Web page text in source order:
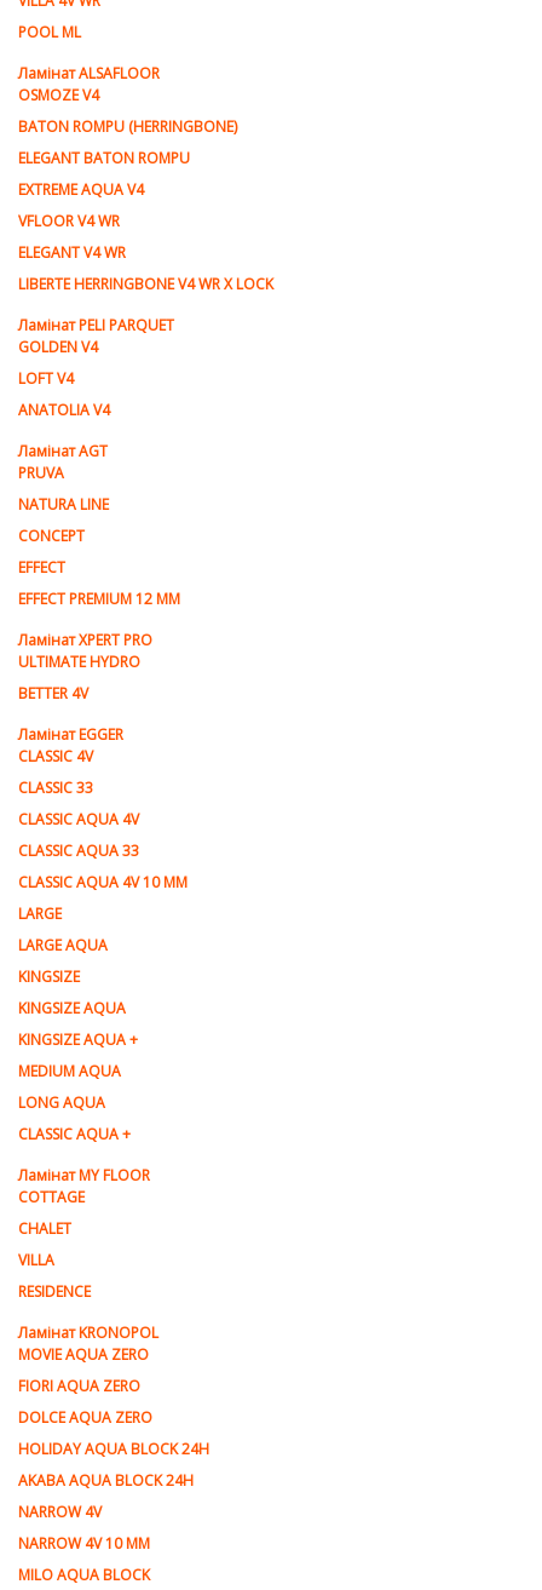
POOL ML
Ламiнат ALSAFLOOR
OSMOZE V4
BATON ROMPU (HERRINGBONE)
ELEGANT BATON ROMPU
EXTREME AQUA V4
VFLOOR V4 WR
ELEGANT V4 WR
LIBERTE HERRINGBONE V4 WR X LOCK
Ламiнат PELI PARQUET
GOLDEN V4
LOFT V4
ANATOLIA V4
Ламiнат AGT
PRUVA
NATURA LINE
CONCEPT
EFFECT
EFFECT PREMIUM 12 MM
Ламінат XPERT PRO
ULTIMATE HYDRO
BETTER 4V
Ламiнат EGGER
CLASSIC 4V
CLASSIC 33
CLASSIC AQUA 4V
CLASSIC AQUA 33
CLASSIC AQUA 4V 10 MM
LARGE
LARGE AQUA
KINGSIZE
KINGSIZE AQUA
KINGSIZE AQUA +
MEDIUM AQUA
LONG AQUA
CLASSIC AQUA +
Ламінат MY FLOOR
COTTAGE
CHALET
VILLA
RESIDENCE
Ламiнат KRONOPOL
MOVIE AQUA ZERO
FIORI AQUA ZERO
DOLCE AQUA ZERO
HOLIDAY AQUA BLOCK 24H
AKABA AQUA BLOCK 24H
NARROW 4V
NARROW 4V 10 MM
MILO AQUA BLOCK